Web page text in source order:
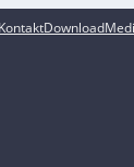
KontaktDownload